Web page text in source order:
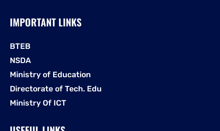
IMPORTANT LINKS
BTEB
NSDA
Ministry of Education
Directorate of Tech. Edu
Ministry Of ICT